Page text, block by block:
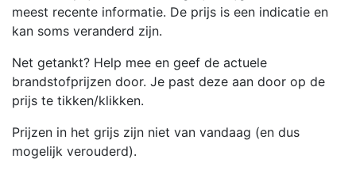
meest recente informatie. De prijs is een indicatie en
kan soms veranderd zijn.
Net getankt? Help mee en geef de actuele
brandstofprijzen door. Je past deze aan door op de
prijs te tikken/klikken.
Prijzen in het grijs zijn niet van vandaag (en dus
mogelijk verouderd).